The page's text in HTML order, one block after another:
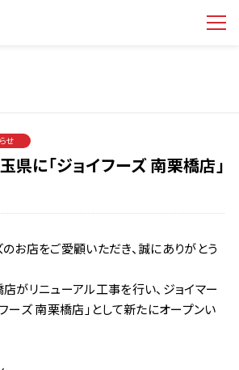
せ
に「ジョイフーズ 南栗橋店」
お店をご愛顧いただき、誠にありがとう
がリニューアル工事を行い、ジョイマー
ーズ 南栗橋店」として新たにオープンい